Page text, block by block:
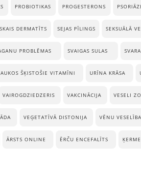
PROBIOTIKAS PROGESTERONS
DERMATĪTS SEJAS PĪLINGS SEKSUĀLĀ
PROBLĒMAS SVAIGAS SULAS
ŠĶISTOŠIE VITAMĪNI URĪNA KRĀSA
VAIROGDZIEDZERIS VAKCINĀCIJA VESELI
VEĢETATĪVĀ DISTONIJA VĒNU VESELĪBA
ĀRSTS ONLINE ĒRČU ENCEFALĪTS